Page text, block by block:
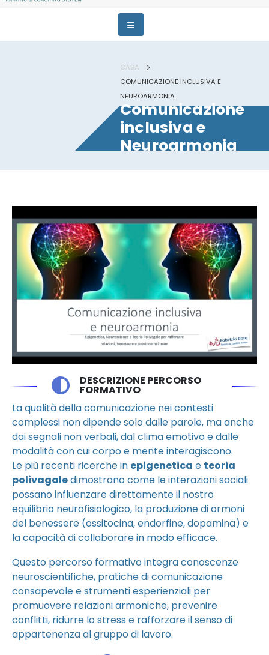
CASA
COMUNICAZIONE INCLUSIVA E
NEUROARMONIA
Comunicazione
inclusiva e
Neuroarmonia
DESCRIZIONE PERCORSO
FORMATIVO
La qualità della comunicazione nei contesti
complessi non dipende solo dalle parole, ma anche
dai segnali non verbali, dal clima emotivo e dalle
modalità con cui corpo e mente interagiscono.
Le più recenti ricerche in epigenetica e teoria
polivagaledimostrano come le interazioni sociali
possano influenzare direttamente il nostro
equilibrio neurofisiologico, la produzione di ormoni
del benessere (ossitocina, endorfine, dopamina) e
la capacità di collaborare in modo efficace.
Questo percorso formativo integra conoscenze
neuroscientifiche, pratiche di comunicazione
consapevole e strumenti esperienziali per
promuovere relazioni armoniche, prevenire
conflitti, ridurre lo stress e rafforzare il senso di
appartenenza al gruppo di lavoro.